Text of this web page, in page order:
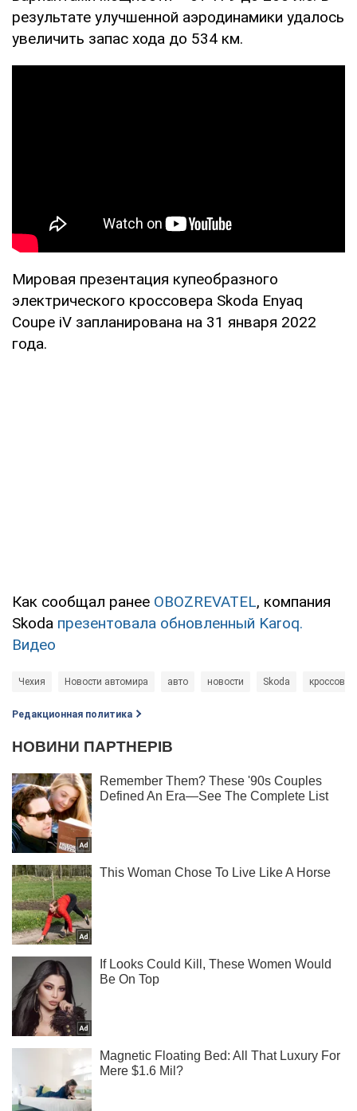
результате улучшенной аэродинамики удалось
увеличить запас хода до 534 км.
Мировая презентация купеобразного
электрического кроссовера Skoda Enyaq
Coupе iV запланирована на 31 января 2022
года.
Как сообщал ранее OBOZREVATEL, компания
Skoda презентовала обновленный Karoq.
Видео
Чехия Новости автомира авто новости Skoda кроссовер
Редакционная политика